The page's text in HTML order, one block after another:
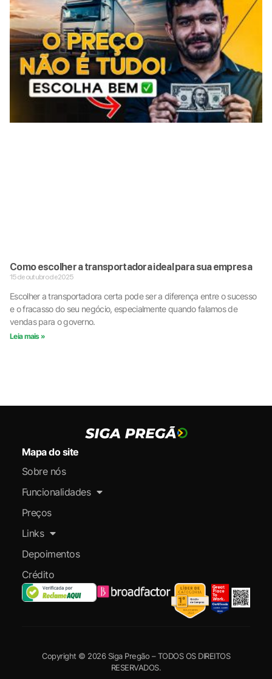
Como escolher a transportadora ideal para sua empresa
15 de outubro de 2025
Escolher a transportadora certa pode ser a diferença entre o sucesso
e o fracasso do seu negócio, especialmente quando falamos de
vendas para o governo.
Leia mais »
Mapa do site
Sobre nós
Funcionalidades
Preços
Links
Depoimentos
Crédito
Copyright © 2026 Siga Pregão – TODOS OS DIREITOS
RESERVADOS.